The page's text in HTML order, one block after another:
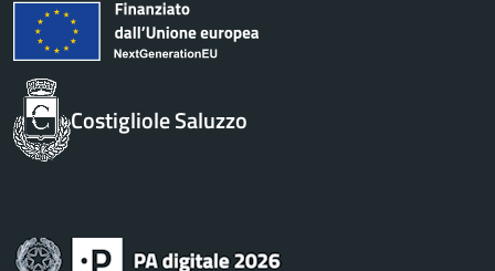
Costigliole Saluzzo